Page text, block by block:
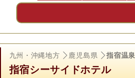
九州・沖縄地方 鹿児島県 指宿温泉
指宿シーサイドホテル